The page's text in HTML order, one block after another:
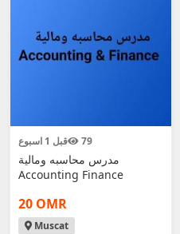
قبل 1 اسبوع 79
مدرس محاسبه ومالية
Accounting Finance
20 OMR
Muscat